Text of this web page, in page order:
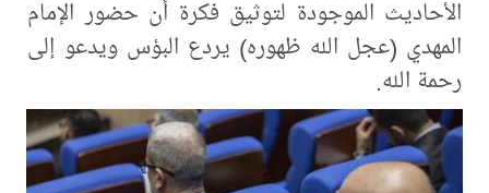
الأحاديث الموجودة لتوثيق فكرة أن حضور الإمام
المهدي (عجل الله ظهوره) يردع البؤس ويدعو إلى
رحمة الله.